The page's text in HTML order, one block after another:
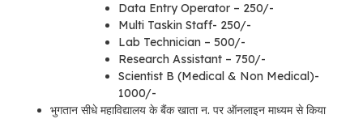
Data Entry Operator – 250/-
Multi Taskin Staff- 250/-
Lab Technician – 500/-
Research Assistant – 750/-
Scientist B (Medical & Non Medical)-
1000/-
भुगतान सीधे महाविद्यालय के बैंक खाता न. पर ऑनलाइन माध्यम से किया